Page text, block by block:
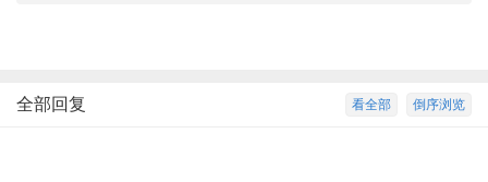
倒序浏览
看全部
全部回复